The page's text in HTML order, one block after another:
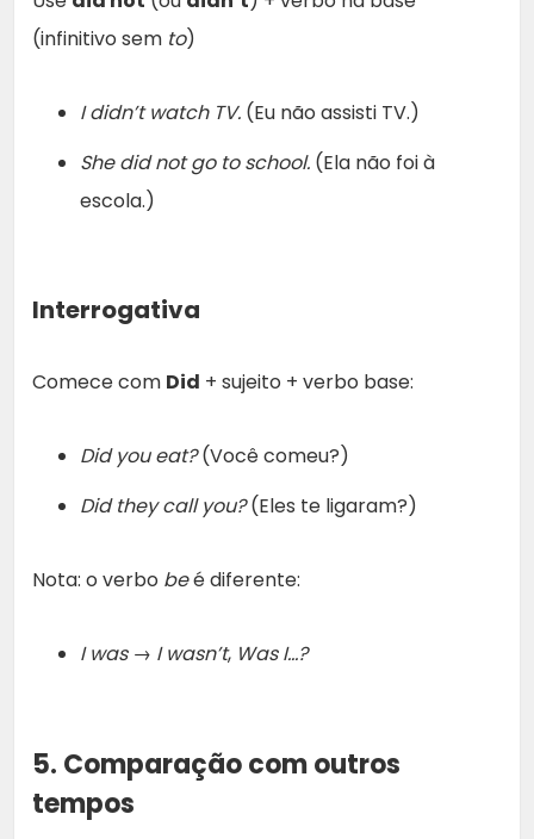
(infinitivo sem to)
I didn’t watch TV. (Eu não assisti TV.)
She did not go to school. (Ela não foi à
escola.)
Interrogativa
Comece com Did + sujeito + verbo base:
Did you eat?(Você comeu?)
Did they call you?(Eles te ligaram?)
Nota: o verbo beé diferente:
I was→ I wasn’t, Was I…?
5. Comparação com outros
tempos